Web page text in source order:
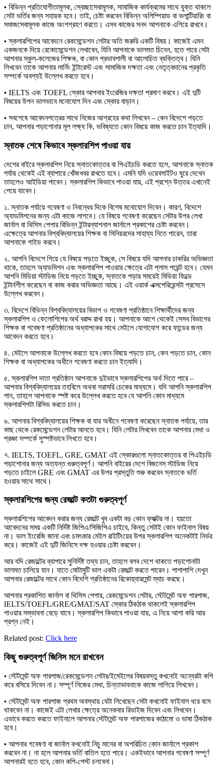
• বিভিন্ন প্রতিযোগীতামূলক, স্বেচ্ছাসেবামূলক, সামাজিক কার্যক্রমের সাথে যুক্ত থাকলে
সেটা ভর্তির জন্য সহায়ক হবে। তাই, চেষ্টা করবেন বিভিন্ন অলিম্পিয়াড বা ভলান্টিয়ারিং বা
সমাজসেবামূলক কাজে অংশগ্রহণ করতে। এসব কাজের সনদ আপনাকে এগিয়ে রাখবে।
• স্কলারশিপের আবেদনে রেকমেন্ডেশন লেটার অতি জরুরি একটি বিষয়। কাজেই এমন
একজনকে দিয়ে রেকোমেন্ডেশন লেখাবেন, যিনি আপনাকে ভালমত চিনেন, হতে পারে সেটা
আপনার স্কুল-কলেজের শিক্ষক, বা কোন প্রভাবশালী বা আলোচিত ব্যক্তিত্ব। যিনি
লিখবেন তাকে আপনার লার্নিং ইন্টারেস্ট এবং সামাজিক দক্ষতা এবং নেতৃত্বদানের প্রকৃতি
সম্পর্কে অবশ্যই উল্লেখ করতে হবে।
• IELTS এবং TOEFL স্কোর আপনার ইংরেজির দক্ষতা প্রমাণ করবে। এই দুটি
বিষয়ের উপন ভালভাবে মনোযোগ দিন এবং স্কোর বাড়ান।
• সবশেষে আবেদনপত্রের সাথে নিজের আগ্রহের কথা লিখবেন – কেন বিদেশে পড়তে
চান, আপনার পড়াশোনার মূল লক্ষ্য কি, ভবিষ্যতে কোন বিষয়ে কাজ করতে চান ইত্যাদি।
স্নাতক শেষে কিভাবে স্কলারশিপ পাওয়া যায়
দেশের বাইরে স্কলারশিপ নিয়ে স্নাতকোত্তর বা পিএইচডি করতে হলে, আপনাকে স্নাতক
পর্যায় থেকেই এই ব্যাপারে খোঁজখবর রাখতে হবে। এমনি যদি ওয়েবসাইটও ঘুরে দেখেন
তাহলেও আইডিয়া পাবেন। স্কলারশিপ কিভাবে পাওয়া যায়, এই প্রশ্নে উত্তর এখানেই
পেয়ে যাবেন।
১. স্নাতক পর্যায়ে গবেষণা ও নিবন্ধের দিকে বিশেষ মনোযোগ দিবেন। কারণ, বিদেশে
অ্যাডমিশনের জন্য এটা কাজে লাগবে। যে বিষয়ে গবেষণা করেছেন সেটার উপর লেখা
জার্নাল বা থিসিস পেপার বিভিন্ন ইন্টারন্যাশনাল জার্নালে প্রকাশের চেষ্টা করবেন।
এক্ষেত্রে আপনার বিশ্ববিদ্যালয়ের শিক্ষক বা সিনিয়রদের সাহায্য নিতে পারেন, তারা
আপনাকে গাইড করবে।
২. আপনি বিদেশে গিয়ে যে বিষয়ে পড়তে ইচ্ছুক, সে বিষয়ে যদি আপনার চাকরির অভিজ্ঞতা
থাকে, তাহলে অ্যাডমিশন এবং স্কলারশিপ পাওয়ার ক্ষেত্রে এটা প্লাস পয়েন্ট হবে। যেমন
আপনি মিডিয়া স্টাডিজ নিয়ে পড়তে ইচ্ছুক, স্নাতকে পড়ার সময়েই মিডিয়া ফিল্ডে
ইন্টার্নশীপ করেছেন বা কাজ করার অভিজ্ঞতা আছে। এই ওয়ার্ক এক্সপেরিয়েন্সটা প্রসেসে
উল্লেখ করবেন।
৩. বিদেশে বিভিন্ন বিশ্ববিদ্যালয়ের বিভাগ ও গবেষণা প্রতিষ্ঠানে শিক্ষার্থীদের জন্য
স্কলারশিপ ও ফেলোশিপের অর্থ বরাদ্দ রাখা হয়। আপনাকে আগে থেকেই সেসব বিভাগের
শিক্ষক বা গবেষণা প্রতিষ্ঠানের অধ্যাপকের সাথে মেইলে যোগাযোগ করে ফান্ডের জন্য
আবেদন করতে হবে।
৪. মেইলে আপনাকে উল্লেখ করতে হবে কোন বিষয়ে পড়তে চান, কেন পড়তে চান, কোন
শিক্ষক বা অধ্যাপকের অধীনে গবেষণা করতে চান ইত্যাদি।
৫. স্কলারশিপ দাতা প্রতিষ্ঠান আপনাকে দুইভাবে স্কলারশিপের অর্থ দিতে পারে –
আপনার বিশ্ববিদ্যালয়ের তহবিলে অথবা সরাসরি চেকের মাধ্যমে। যদি আপনি স্কলারশিপ
পান, তাহলে আপনাকে স্পষ্ট করে উল্লেখ করতে হবে যে আপনি কোন মাধ্যমে
স্কলারশিপটা রিসিভ করতে চান।
৬. আপনার বিশ্ববিদ্যালয়ের শিক্ষক বা যার অধীনে গবেষণা করেছেন স্নাতক পর্যায়ে, তার
কাছ থেকে রেকমেন্ডেশন লেটার আনতে হবে। যিনি লেটার লিখবেন তাকে আপনার মেধা ও
প্রজ্ঞা সম্পর্কে সুস্পষ্টভাবে লিখতে হবে।
৭. IELTS, TOEFL, GRE, GMAT এই স্কোরগুলো স্নাতকোত্তর বা পিএইচডি
পড়াশোনার জন্য অত্যন্ত গুরুত্বপূর্ণ। আপনি বাইরের দেশে বিজনেস স্টাডিজ নিয়ে
পড়তে চাইলে GRE এবং GMAT এর উপর প্রস্তুতি শুরু করবেন স্নাতকে ভর্তি
হওয়ার সাথে সাথে।
স্কলারশিপের জন্য রেজাল্ট কতটা গুরুত্বপূর্ণ
স্কলারশিপের আবেদন করার জন্য রেজাল্ট খুব একটা বড় কোন ফ্যাক্টর না। হয়তো
আবেদনের সময় একটি নির্দিষ্ট জিপিএ/সিজিপিএ চাইবে, কিন্তু সেটাই কোন ফাইনাল বিষয়
না। ভাল ইংরেজি জানা এবং চমৎকার মেইল রাইটিংয়ের উপর স্কলারশিপ অনেকটাই নির্ভর
করে। কাজেই এই দুটি জিনিসে দক্ষ হওয়ার চেষ্টা করবেন।
আর যদি রেজাল্টের ব্যাপারে সুনির্দিষ্ট তথ্য চান, তাহলে বলব দেশে থাকতে পড়াশোনাটা
ভালমত চালিয়ে যান। যাতে মোটামুটি ভাল একটা রেজাল্ট করতে পারেন। পাশাপাশি দেখুন
আপনার রেজাল্টের সাথে কোন বিদেশি প্রতিষ্ঠানের রিকোয়্যারমেন্ট ম্যাচ করছে।
আপনার প্রকাশিত জার্নাল বা থিসিস পেপার, রেকমেন্ডেশন লেটার, স্টেটমেন্ট অফ পারপাজ,
IELTS/TOEFL/GRE/GMAT/SAT স্কোর ঠিকঠাক থাকলেই স্কলারশিপ
পাওয়ার সম্ভাবনা বেড়ে যাবে। স্কলারশিপ কিভাবে পাওয়া যায়, এ নিয়ে আশা করি আর
প্রশ্ন নেই।
Related post: Click here
কিছু গুরুত্বপূর্ণ জিনিস মনে রাখবেন
• স্টেটমেন্ট অফ পারপাজ/রেকমেন্ডেশন লেটার/ইমেইলের বিষয়বস্তু কখনোই অন্যেরটা কপি
করে বসিয়ে দিবেন না। সম্পূর্ণ নিজের মেধা, চিন্তাভাবনাকে কাজে লাগিয়ে লিখবেন।
• স্টেটমেন্ট অফ পারপাজ প্রথম অবস্থায় যেটা লিখেছেন সেটা কখনোই ফাইনাল ধরে বসে
থাকবেন না। কাজেই এটা লেখার ক্ষেত্রে অনেকবার রিভাইজ দিবেন এবং লিখবেন।
এভাবে করতে করতে ফাইনালে আপনার স্টেটমেন্ট অফ পারপাজের কাঠামো ও ভাষা ঠিকঠাক
হবে।
• আপনার গবেষণা বা জার্নাল কখনোই নিচু মানের বা অপরিচিত কোন জার্নালে প্রকাশ
করবেন না। না হলে আপনার ভর্তি বাতিল হতে পারে। একইভাবে আপনার গবেষণা সম্পূর্ণ
আপনারই হতে হবে, কোন কপি-পেস্ট চলবেনা।